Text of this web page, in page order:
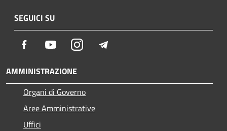
SEGUICI SU
Facebook YoutubeInstagram
AMMINISTRAZIONE
Organi di Governo
Aree Amministrative
Uffici